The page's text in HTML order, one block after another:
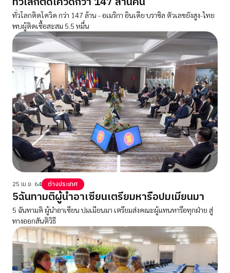
ทั่วโลกติดโควิด กว่า 147 ล้าน - อเมริกา อินเดีย บราซิล ตัวเลขยังสูง-ไทย
พบผู้ติดเชื้อสะสม 5.5 หมื่น
25 เม.ย. 64 ต่างประเทศ
5ฉันทามติผู้นำอาเซียนเตรียมหารือปมเมียนมา
5 ฉันทามติ ผู้นำอาเซียน ปมเมียนมา เตรียมส่งคณะผู้แทนหารือทุกฝ่าย สู่
ทางออกสันติวิธี